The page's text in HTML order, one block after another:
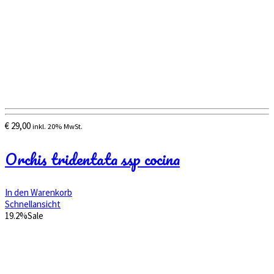
€ 29,00 inkl. 20% MwSt.
Orchis tridentata ssp cocina
In den Warenkorb
Schnellansicht
19.2%Sale